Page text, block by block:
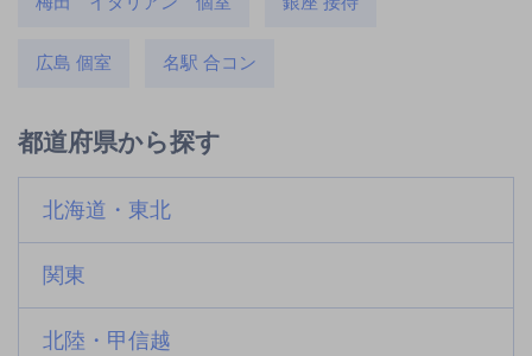
広島 個室 名駅 合コン
都道府県から探す
北海道・東北
関東
北陸・甲信越